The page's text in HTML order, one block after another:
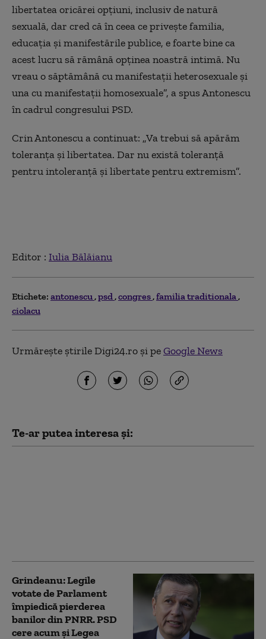
libertatea oricărei opțiuni, inclusiv de natură
sexuală, dar cred că în ceea ce privește familia,
educația și manifestările publice, e foarte bine ca
acest lucru să rămână opținea noastră intimă. Nu
vreau o săptămână cu manifestații heterosexuale și
una cu manifestații homosexuale”, a spus Antonescu
în cadrul congresului PSD.
Crin Antonescu a continuat: „Va trebui să apărăm
toleranța și libertatea. Dar nu există toleranță
pentru intoleranță și libertate pentru extremism”.
Editor : Iulia Bălăianu
Etichete: antonescu psd congres familia traditionala
ciolacu
Urmărește știrile Digi24.ro și peGoogle News
Te-ar putea interesa și:
Grindeanu: Legile
votate de Parlament
împiedică pierderea
banilor din PNRR. PSD
cere acum și Legea